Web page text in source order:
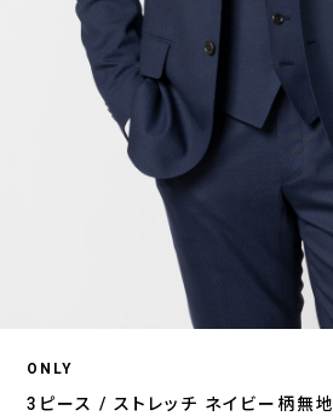
ONLY
3ピース / ストレッチ ネイビー柄無地